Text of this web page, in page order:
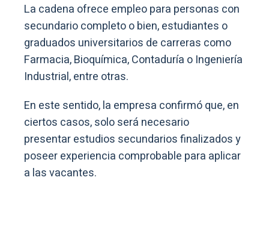
La cadena ofrece empleo para personas con
secundario completo o bien, estudiantes o
graduados universitarios de carreras como
Farmacia, Bioquímica, Contaduría o Ingeniería
Industrial, entre otras.
En este sentido, la empresa confirmó que, en
ciertos casos, solo será necesario
presentar estudios secundarios finalizados y
poseer experiencia comprobable para aplicar
a las vacantes.